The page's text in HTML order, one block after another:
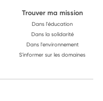
Trouver ma mission
Dans l'éducation
Dans la solidarité
Dans l'environnement
S'informer sur les domaines